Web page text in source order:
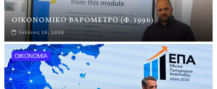
ΟΙΚΟΝΟΜΙΚΟ ΒΑΡΟΜΕΤΡΟ (Φ. 1996)
Ιούλιος 26, 2026
ΟΙΚΟΝΟΜΙΑ